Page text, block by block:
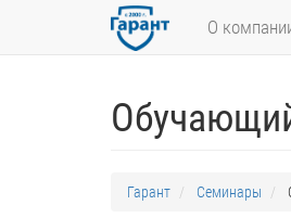
О
Гарант Семинары